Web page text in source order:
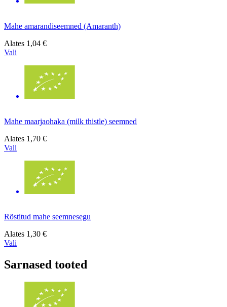
Mahe amarandiseemned (Amaranth)
Alates 1,04 €
Vali
Mahe maarjaohaka (milk thistle) seemned
Alates 1,70 €
Vali
Röstitud mahe seemnesegu
Alates 1,30 €
Vali
Sarnased tooted